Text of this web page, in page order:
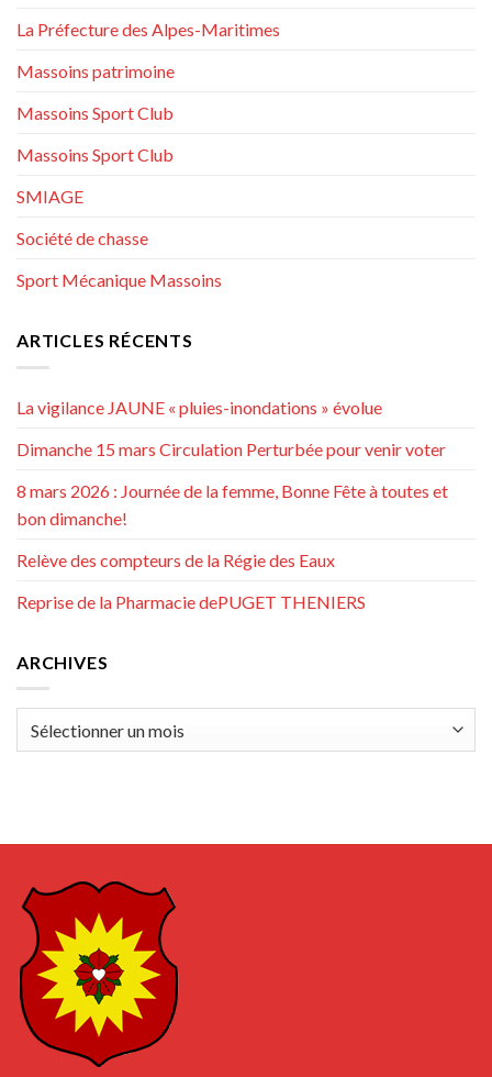
La Préfecture des Alpes-Maritimes
Massoins patrimoine
Massoins Sport Club
Massoins Sport Club
SMIAGE
Société de chasse
Sport Mécanique Massoins
ARTICLES RÉCENTS
La vigilance JAUNE « pluies-inondations » évolue
Dimanche 15 mars Circulation Perturbée pour venir voter
8 mars 2026 : Journée de la femme, Bonne Fête à toutes et
bon dimanche!
Relève des compteurs de la Régie des Eaux
Reprise de la Pharmacie dePUGET THENIERS
ARCHIVES